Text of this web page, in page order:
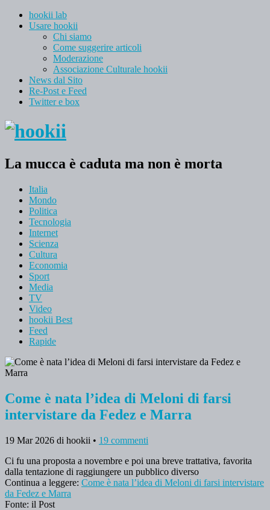
hookii lab
Usare hookii
Chi siamo
Come suggerire articoli
Moderazione
Associazione Culturale hookii
News dal Sito
Re-Post e Feed
Twitter e box
La mucca è caduta ma non è morta
Italia
Mondo
Politica
Tecnologia
Internet
Scienza
Cultura
Economia
Sport
Media
TV
Video
hookii Best
Feed
Rapide
Come è nata l’idea di Meloni di farsi
intervistare da Fedez e Marra
19 Mar 2026 di hookii • 19 commenti
Ci fu una proposta a novembre e poi una breve trattativa, favorita
dalla tentazione di raggiungere un pubblico diverso
Continua a leggere: Come è nata l’idea di Meloni di farsi intervistare
da Fedez e Marra
Fonte: il Post